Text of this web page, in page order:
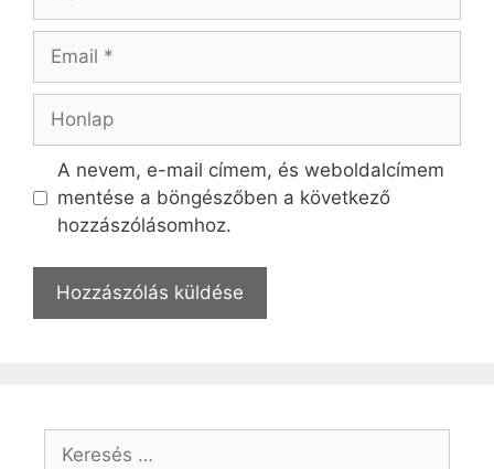
A nevem, e-mail címem, és weboldalcímem
mentése a böngészőben a következő
hozzászólásomhoz.
Keresés: